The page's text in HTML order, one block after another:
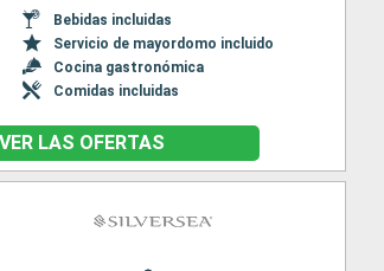
Bebidas incluidas
Servicio de mayordomo incluido
Cocina gastronómica
Comidas incluidas
VER LAS OFERTAS